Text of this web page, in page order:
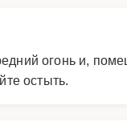
огонь и,
остыть.